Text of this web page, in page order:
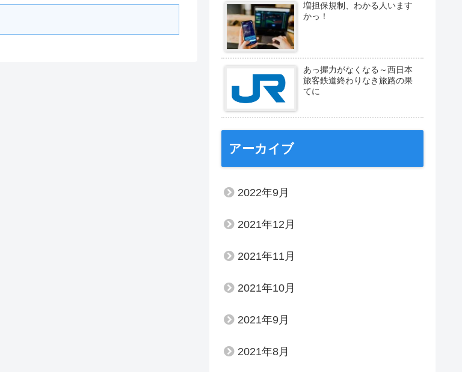
増担保規制、わかる人います
かっ！
あっ握力がなくなる～西日本
旅客鉄道終わりなき旅路の果
てに
アーカイブ
2022年9月
2021年12月
2021年11月
2021年10月
2021年9月
2021年8月